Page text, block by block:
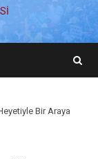
Bir Araya